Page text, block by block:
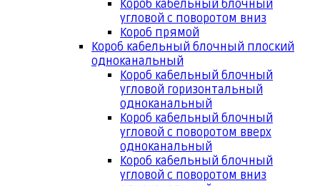
Короб кабельный блочный
угловой с поворотом вниз
Короб прямой
Короб кабельный блочный плоский
одноканальный
Короб кабельный блочный
угловой горизонтальный
одноканальный
Короб кабельный блочный
угловой с поворотом вверх
одноканальный
Короб кабельный блочный
угловой с поворотом вниз